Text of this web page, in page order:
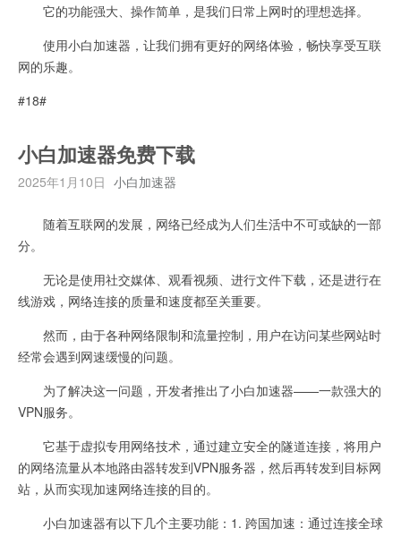
它的功能强大、操作简单，是我们日常上网时的理想选择。
使用小白加速器，让我们拥有更好的网络体验，畅快享受互联
网的乐趣。
#18#
小白加速器免费下载
2025年1月10日 小白加速器
随着互联网的发展，网络已经成为人们生活中不可或缺的一部
分。
无论是使用社交媒体、观看视频、进行文件下载，还是进行在
线游戏，网络连接的质量和速度都至关重要。
然而，由于各种网络限制和流量控制，用户在访问某些网站时
经常会遇到网速缓慢的问题。
为了解决这一问题，开发者推出了小白加速器——一款强大的
VPN服务。
它基于虚拟专用网络技术，通过建立安全的隧道连接，将用户
的网络流量从本地路由器转发到VPN服务器，然后再转发到目标网
站，从而实现加速网络连接的目的。
小白加速器有以下几个主要功能：1. 跨国加速：通过连接全球